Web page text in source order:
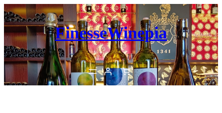
内
容
を
ス
キ
ッ
プ
FinesseWinepia